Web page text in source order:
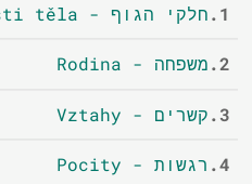
1. חלקי הגוף - Části těla
2. משפחה - Rodina
3. קשרים - Vztahy
4. רגשות - Pocity